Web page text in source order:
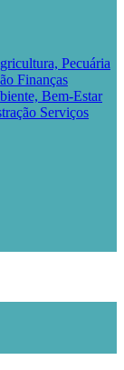
Pecuária
Finanças
Bem-Estar
Serviços